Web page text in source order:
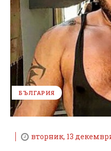
БЪЛГАРИЯ
вторник, 13